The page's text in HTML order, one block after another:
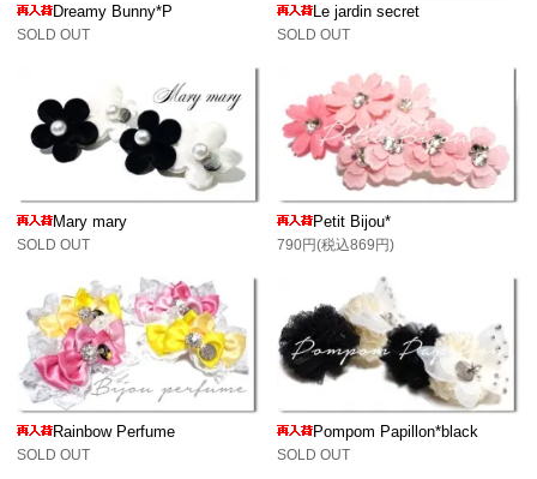
Dreamy Bunny*P
SOLD OUT
Le jardin secret
SOLD OUT
Mary mary
SOLD OUT
Petit Bijou*
790円(税込869円)
Rainbow Perfume
SOLD OUT
Pompom Papillon*black
SOLD OUT